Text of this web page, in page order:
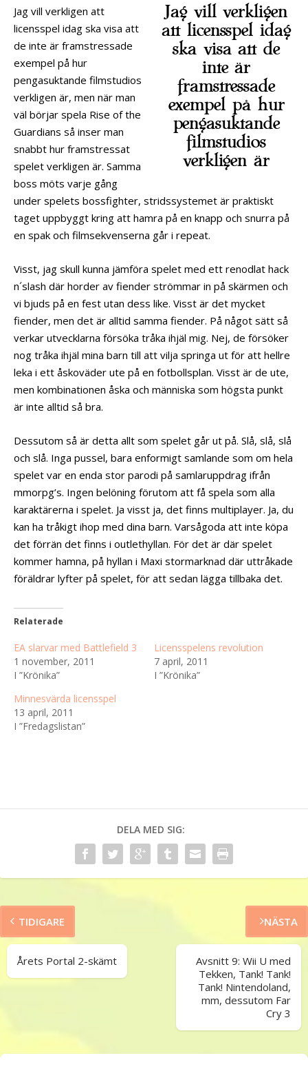
Jag vill verkligen
att licensspel idag
ska visa att de
inte är
framstressade
exempel på hur
pengasuktande
filmstudios
verkligen är
Jag vill verkligen att
licensspel idag ska visa att
de inte är framstressade
exempel på hur
pengasuktande filmstudios
verkligen är, men när man
väl börjar spela Rise of the
Guardians så inser man
snabbt hur framstressat
spelet verkligen är. Samma
boss möts varje gång
under spelets bossfighter, stridssystemet är praktiskt
taget uppbyggt kring att hamra på en knapp och snurra på
en spak och filmsekvenserna går i repeat.
Visst, jag skull kunna jämföra spelet med ett renodlat hack
n´slash där horder av fiender strömmar in på skärmen och
vi bjuds på en fest utan dess like. Visst är det mycket
fiender, men det är alltid samma fiender. På något sätt så
verkar utvecklarna försöka tråka ihjäl mig. Nej, de försöker
nog tråka ihjäl mina barn till att vilja springa ut för att hellre
leka i ett åskoväder ute på en fotbollsplan. Visst är de ute,
men kombinationen åska och människa som högsta punkt
är inte alltid så bra.
Dessutom så är detta allt som spelet går ut på. Slå, slå, slå
och slå. Inga pussel, bara enformigt samlande som om hela
spelet var en enda stor parodi på samlaruppdrag ifrån
mmorpg’s. Ingen belöning förutom att få spela som alla
karaktärerna i spelet. Ja visst ja, det finns multiplayer. Ja, du
kan ha tråkigt ihop med dina barn. Varsågoda att inte köpa
det förrän det finns i outlethyllan. För det är där spelet
kommer hamna, på hyllan i Maxi stormarknad där uttråkade
föräldrar lyfter på spelet, för att sedan lägga tillbaka det.
Relaterade
EA slarvar med Battlefield 3
1 november, 2011
I ”Krönika”
Licensspelens revolution
7 april, 2011
I ”Krönika”
Minnesvärda licensspel
13 april, 2011
I ”Fredagslistan”
DELA MED SIG:
TIDIGARE
Årets Portal 2-skämt
NÄSTA
Avsnitt 9: Wii U med
Tekken, Tank! Tank!
Tank! Nintendoland,
mm, dessutom Far
Cry 3